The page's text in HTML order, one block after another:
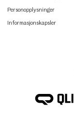
Personopplysninger
Informasjonskapsler